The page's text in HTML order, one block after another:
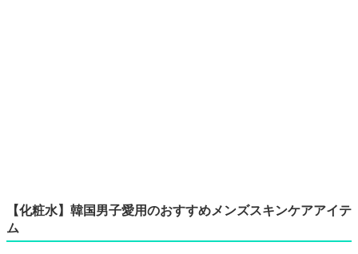
【化粧水】韓国男子愛用のおすすめメンズスキンケアアイテ
ム